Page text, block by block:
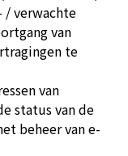
/ verwachte
van
te
van
status van de
beheer van e-